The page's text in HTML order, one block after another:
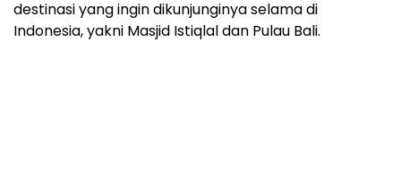
destinasi yang ingin dikunjunginya selama di
Indonesia, yakni Masjid Istiqlal dan Pulau Bali.